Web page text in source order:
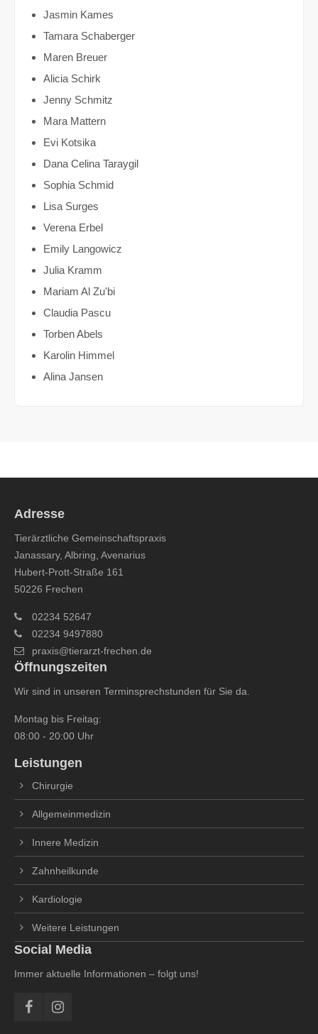
Jasmin Kames
Tamara Schaberger
Maren Breuer
Alicia Schirk
Jenny Schmitz
Mara Mattern
Evi Kotsika
Dana Celina Taraygil
Sophia Schmid
Lisa Surges
Verena Erbel
Emily Langowicz
Julia Kramm
Mariam Al Zu'bi
Claudia Pascu
Torben Abels
Karolin Himmel
Alina Jansen
Adresse
Tierärztliche Gemeinschaftspraxis
Janassary, Albring, Avenarius
Hubert-Prott-Straße 161
50226 Frechen
02234 52647
02234 9497880
praxis@tierarzt-frechen.de
Öffnungszeiten
Wir sind in unseren Terminsprechstunden für Sie da.
Montag bis Freitag:
08:00 - 20:00 Uhr
Leistungen
Chirurgie
Allgemeinmedizin
Innere Medizin
Zahnheilkunde
Kardiologie
Weitere Leistungen
Social Media
Immer aktuelle Informationen – folgt uns!